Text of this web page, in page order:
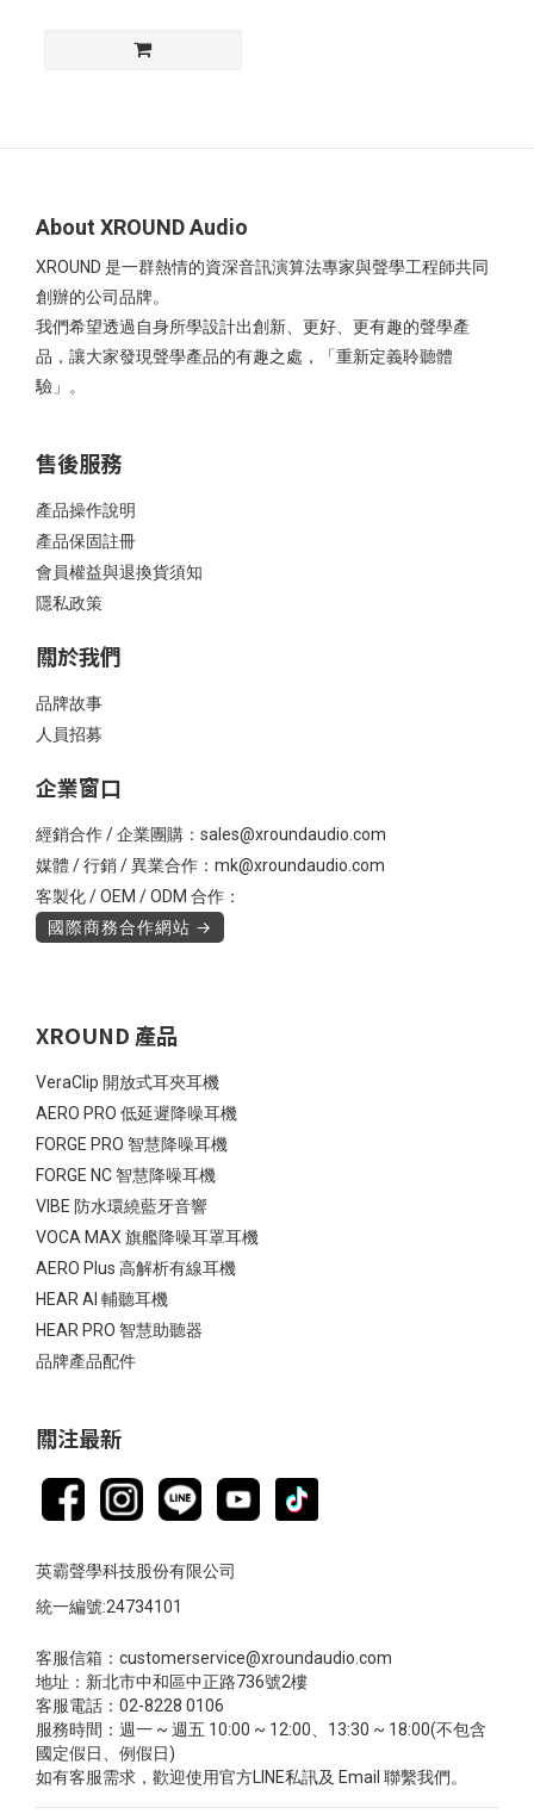
About XROUND Audio
XROUND 是一群熱情的資深音訊演算法專家與聲學工程師共同
創辦的公司品牌。
我們希望透過自身所學設計出創新、更好、更有趣的聲學產
品，讓大家發現聲學產品的有趣之處，「重新定義聆聽體
驗」。
售後服務
產品操作說明
產品保固註冊
會員權益與退換貨須知
隱私政策
關於我們
品牌故事
人員招募
企業窗口
經銷合作 / 企業團購：sales@xroundaudio.com
媒體 / 行銷 / 異業合作：mk@xroundaudio.com
客製化 / OEM / ODM 合作：
國際商務合作網站 →
XROUND 產品
VeraClip 開放式耳夾耳機
AERO PRO 低延遲降噪耳機
FORGE PRO 智慧降噪耳機
FORGE NC 智慧降噪耳機
VIBE 防水環繞藍牙音響
VOCA MAX 旗艦降噪耳罩耳機
AERO Plus 高解析有線耳機
HEAR AI 輔聽耳機
HEAR PRO 智慧助聽器
品牌產品配件
關注最新
英霸聲學科技股份有限公司
統一編號:24734101
客服信箱：customerservice@xroundaudio.com
地址：新北市中和區中正路736號2樓
客服電話：02-8228 0106
服務時間：週一 ~ 週五 10:00 ~ 12:00、13:30 ~ 18:00(不包含
國定假日、例假日)
如有客服需求，歡迎使用官方LINE私訊及 Email 聯繫我們。